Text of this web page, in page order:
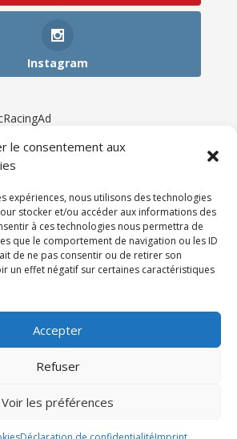
le consentement aux
expériences, nous utilisons des technologies
stocker et/ou accéder aux informations des
à ces technologies nous permettra de
que le comportement de navigation ou les ID
de ne pas consentir ou de retirer son
un effet négatif sur certaines caractéristiques
Accepter
Refuser
Voir les préférences
Instagram
Partenaires
Tarifs
Espace Client
|